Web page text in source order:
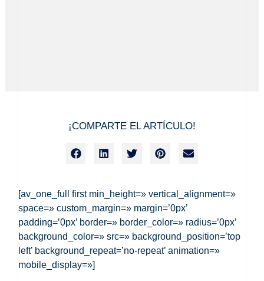
¡COMPARTE EL ARTÍCULO!
[av_one_full first min_height=» vertical_alignment=»
space=» custom_margin=» margin=’0px’
padding=’0px’ border=» border_color=» radius=’0px’
background_color=» src=» background_position=’top
left’ background_repeat=’no-repeat’ animation=»
mobile_display=»]